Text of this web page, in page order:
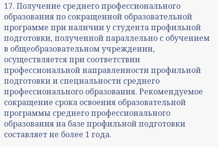
17. Получение среднего профессионального
образования по сокращенной образовательной
программе при наличии у студента профильной
подготовки, полученной параллельно с обучением
в общеобразовательном учреждении,
осуществляется при соответствии
профессиональной направленности профильной
подготовки и специальности среднего
профессионального образования. Рекомендуемое
сокращение срока освоения образовательной
программы среднего профессионального
образования на базе профильной подготовки
составляет не более 1 года.